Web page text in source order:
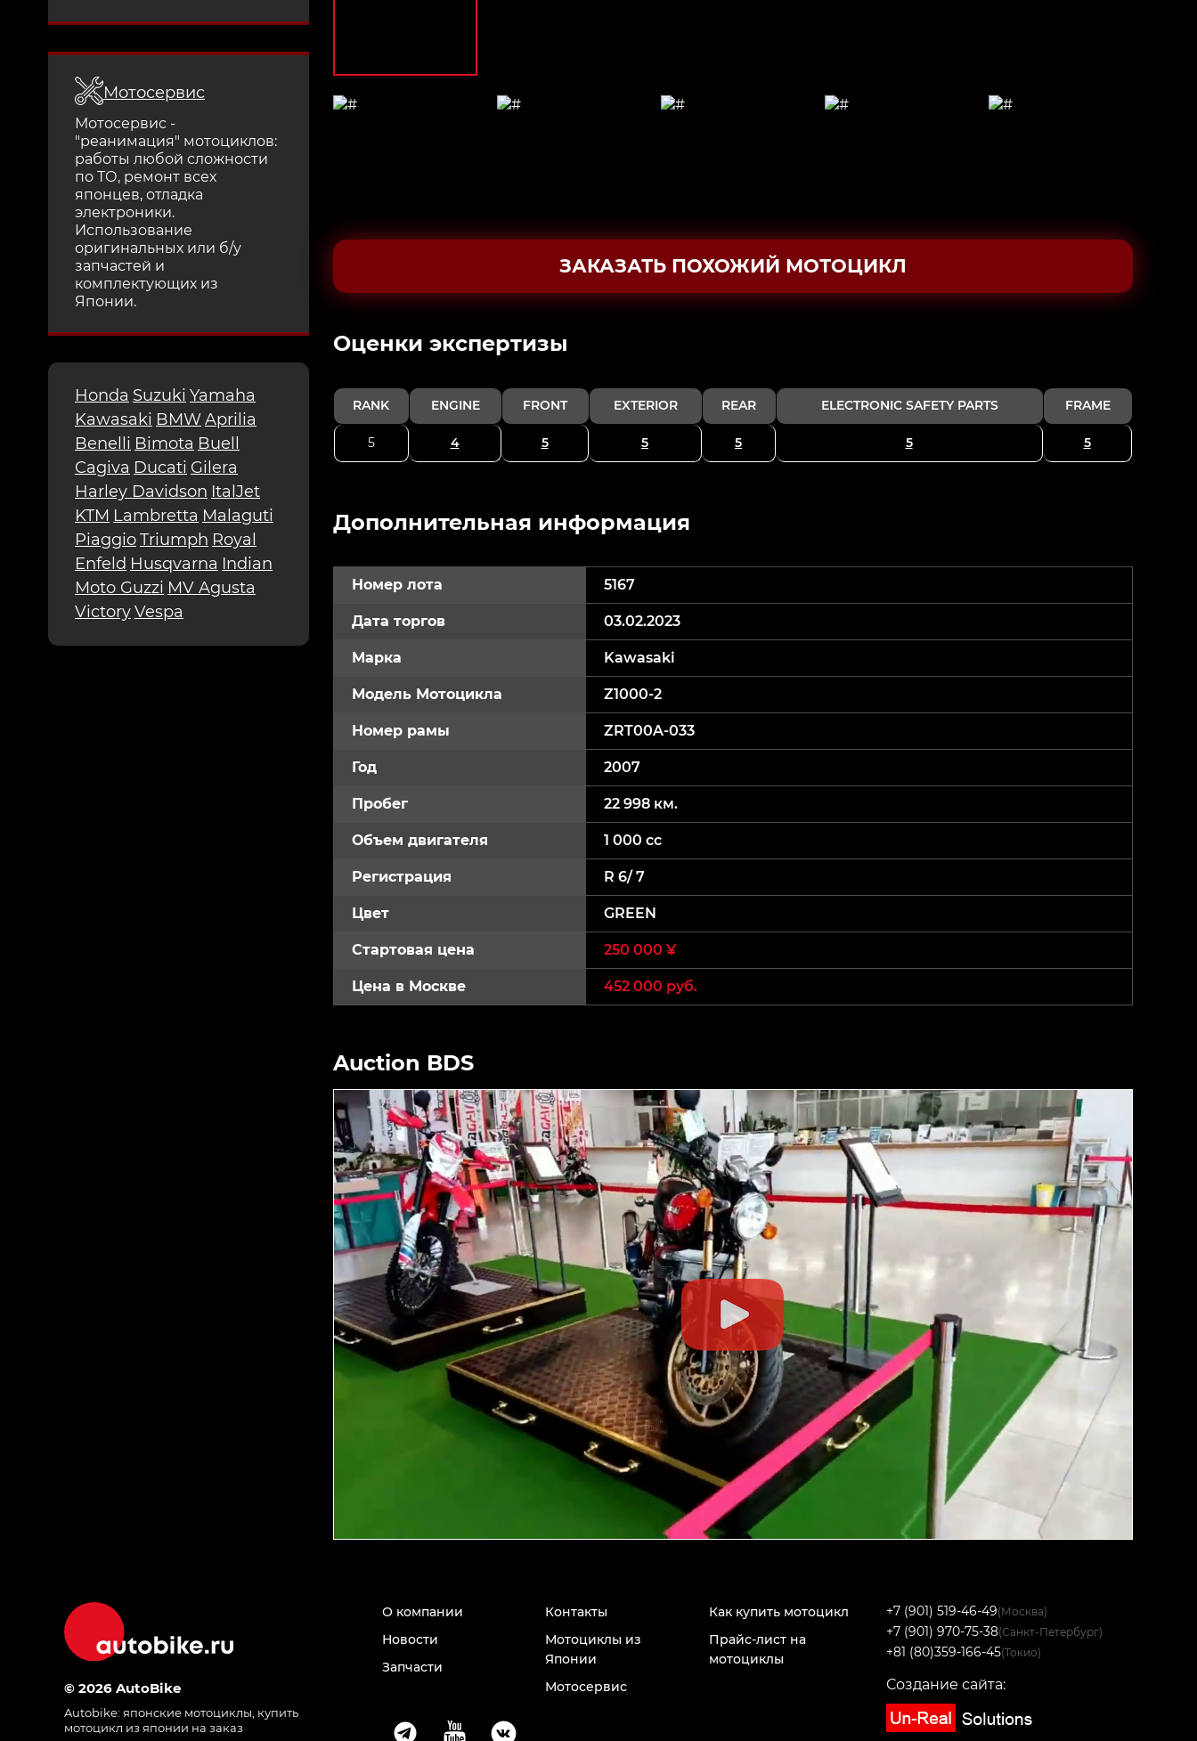
Мотосервис
Мотосервис -
"реанимация" мотоциклов:
работы любой сложности
по ТО, ремонт всех
японцев, отладка
электроники.
Использование
оригинальных или б/у
запчастей и
комплектующих из
Японии.
Honda Suzuki Yamaha
Kawasaki BMWAprilia
Benelli Bimota Buell
Cagiva Ducati Gilera
Harley Davidson ItalJet
KTM Lambretta Malaguti
PiaggioTriumph Royal
Enfeld Husqvarna Indian
Moto Guzzi MV Agusta
VictoryVespa
ЗАКАЗАТЬ ПОХОЖИЙ МОТОЦИКЛ
Oценки экспертизы
RANK ENGINE FRONT EXTERIOR REAR ELECTRONIC SAFETY PARTS FRAME
5 4 5 5 5 5 5
Дополнительная информация
Номер лота 5167
Дата торгов 03.02.2023
Марка Kawasaki
Модель Мотоцикла Z1000-2
Номер рамы ZRT00A-033
Год 2007
Пробег 22 998 км.
Объем двигателя 1 000 cc
Регистрация R 6/ 7
Цвет GREEN
Стартовая цена 250 000 ¥
Цена в Москве 452 000 руб.
Auction BDS
© 2026 AutoBike
Autobike: японские мотоциклы, купить
мотоцикл из японии на заказ
О компании
Новости
Запчасти
Контакты
Мотоциклы из
Японии
Мотосервис
Как купить мотоцикл
Прайс-лист на
мотоциклы
+7 (901) 519-46-49(Москва)
+7 (901) 970-75-38(Санкт-Петербург)
+81 (80)359-166-45(Токио)
Создание сайта: